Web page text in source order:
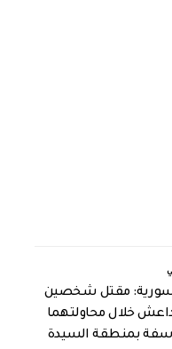
مقتل شخصين
خلال محاولتهما
بمنطقة السيدة